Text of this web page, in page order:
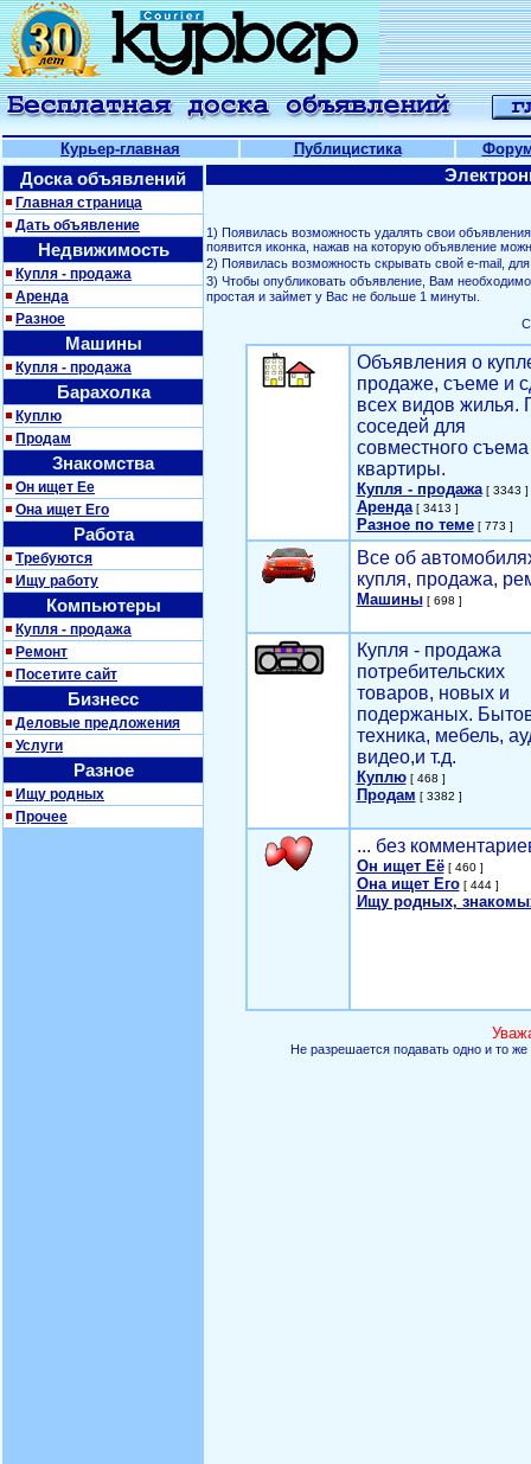
Курьер-главная Публицистика
Доска объявлений
Главная страница
Дать объявление
Недвижимость
Купля - продажа
Аренда
Разное
Машины
Купля - продажа
Барахолка
Куплю
Продам
Знакомства
Он ищет Ее
Она ищет Его
Работа
Требуются
Ищу работу
Компьютеры
Купля - продажа
Ремонт
Посетите сайт
Бизнесс
Деловые предложения
Услуги
Разное
Ищу родных
Прочее
1) Появилась возможность удалять свои
появится иконка, нажав на которую объявление
2) Появилась возможность скрывать свой е-mail,
3) Чтобы опубликовать объявление, Вам
простая и займет у Вас не больше 1 минуты.
Объявления о
продаже, съеме и
всех видов жилья.
соседей для
совместного съема
квартиры.
Купля - продажа[ 3343 ]
Аренда[ 3413 ]
Разное по теме[ 773 ]
Все об
купля, продажа,
Машины[ 698 ]
Купля - продажа
потребительских
товаров, новых и
подержаных.
техника, мебель,
видео,и т.д.
Куплю[ 468 ]
Продам [ 3382 ]
... без
Он ищет Её[ 460 ]
Она ищет Его[ 444 ]
Ищу родных,
Не разрешается подавать одно и то